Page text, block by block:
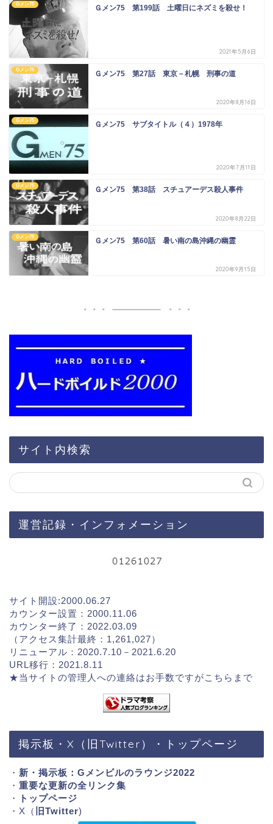
Gメン75 Ｇメン75 第199話 土曜日にネズミを殺せ！
2021年5月6日
Gメン75 Ｇメン75 第27話 東京－札幌 刑事の道
2020年8月16日
Gメン75 Ｇメン75 サブタイトル（４）1978年
2020年7月11日
Gメン75 Ｇメン75 第38話 スチュアーデス殺人事件
2020年8月22日
Gメン75 Ｇメン75 第60話 暑い南の島沖縄の幽霊
2020年9月15日
サイト内検索
運営記録・インフォメーション
サイト開設:2000.06.27
カウンター設置：2000.11.06
カウンター終了：2022.03.09
（アクセス集計最終：1,261,027）
リニューアル：2020.7.10－2021.6.20
URL移行：2021.8.11
★当サイトの管理人への連絡はお手数ですがこちらまで
掲示板・X（旧Twitter）・トップページ
・ 新・掲示板：Gメンビルのラウンジ2022
・ 重要な更新の全リンク集
・
トップページ
・X（ 旧Twitter)